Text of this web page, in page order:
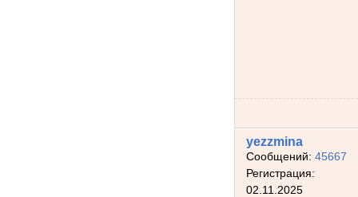
yezzmina
Сообщений:45667
Регистрация:
02.11.2025